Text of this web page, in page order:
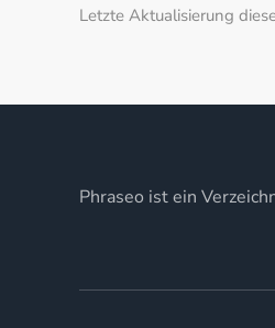
Letzte Aktualisierung
Phraseo ist ein